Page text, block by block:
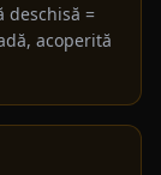
deschisă =
acoperită